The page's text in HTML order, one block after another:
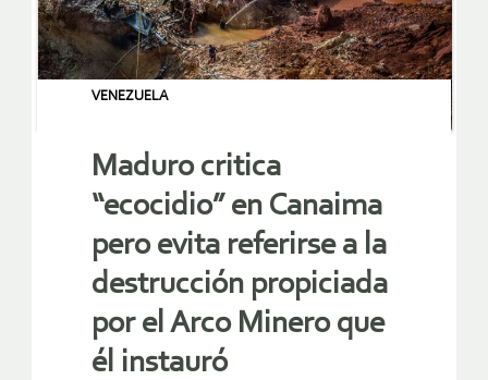
VENEZUELA
Maduro critica
“ecocidio” en Canaima
pero evita referirse a la
destrucción propiciada
por el Arco Minero que
él instauró